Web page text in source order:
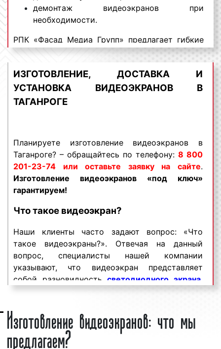
демонтаж видеоэкранов при
необходимости.
РПК «Фасад Медиа Групп» предлагает гибкие
условия и выгодные цены изготовления
видеоэкранов в Таганроге и Ростовской
области. Для получения коммерческого
предложения по изготовлению и установке
диджитал щитов в Таганроге обращайтесь по
Видеоэкраны пользуютсябольшим
спросомсреди представителей бизнеса.
Востребованность данного вида рекламной
конструкции объясняется целым рядом
массовый охват аудитории;
разнообразие форм и характеристик;
непрерывное воздействие на целевую
аудиторию;
низкие цены и регулярные скидки.
средством для рекламирования товаров и
услуг с целью увеличения потока клиентов и
повышения процента продаж. Многие клиенты
ИЗГОТОВЛЕНИЕ, ДОСТАВКА И
УСТАНОВКА ВИДЕОЭКРАНОВ В
ТАГАНРОГЕ
Планируете изготовление видеоэкранов в
Таганроге? – обращайтесь по телефону: 8 800
201-23-74 или оставьте заявку на сайте.
Изготовление видеоэкранов «под ключ»
гарантируем!
Что такое видеоэкран?
Наши клиенты часто задают вопрос: «Что
такое видеоэкраны?». Отвечая на данный
вопрос, специалисты нашей компании
указывают, что видеоэкран представляет
собой разновидностьсветодиодного экрана
который устанавливается на улицах города,
предназначен для трансляции рекламы в виде
текстовых сообщений,анимации
видеороликов, слайдов, статичных заставок.
Изготовление видеоэкранов: что мы
предлагаем?